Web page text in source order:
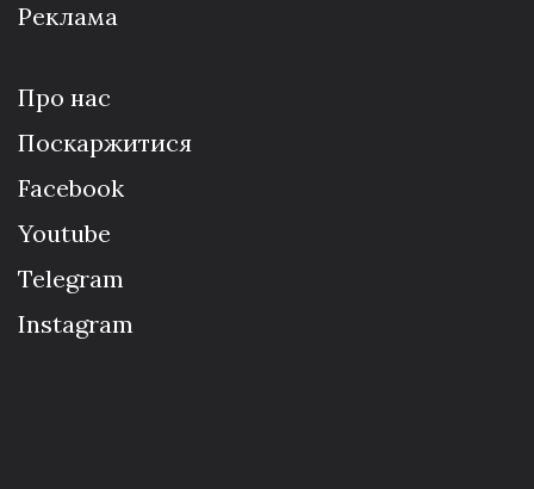
Реклама
Про нас
Поскаржитися
Facebook
Youtube
Telegram
Instagram